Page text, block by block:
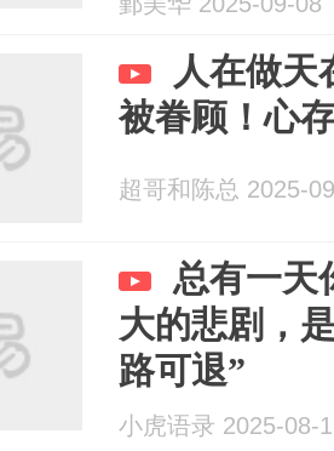
人在做天
被眷顾！心
超哥和陈总 2025-
总有一天
大的悲剧，
路可退”
小虎语录 2025-08-